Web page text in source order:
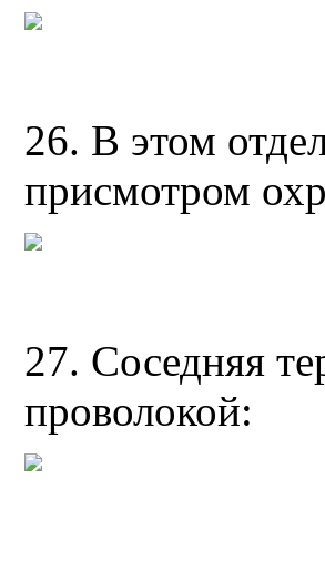
26. В этом
присмотром
27. Соседняя
проволокой: